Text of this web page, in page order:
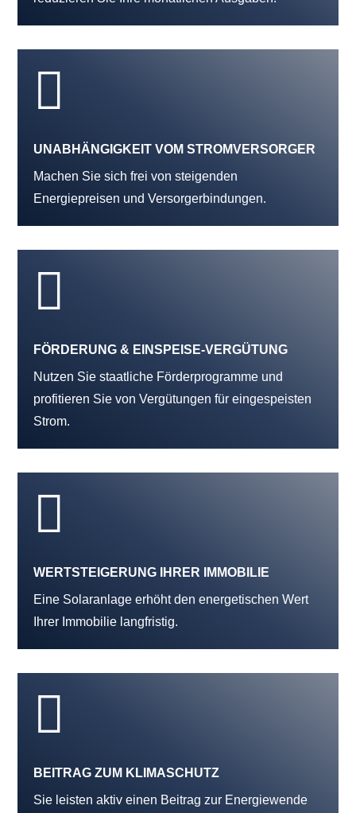

UNABHÄNGIGKEIT VOM STROMVERSORGER
Machen Sie sich frei von steigenden
Energiepreisen und Versorgerbindungen.

FÖRDERUNG & EINSPEISE-VERGÜTUNG
Nutzen Sie staatliche Förderprogramme und
profitieren Sie von Vergütungen für eingespeisten
Strom.

WERTSTEIGERUNG IHRER IMMOBILIE
Eine Solaranlage erhöht den energetischen Wert
Ihrer Immobilie langfristig.

BEITRAG ZUM KLIMASCHUTZ
Sie leisten aktiv einen Beitrag zur Energiewende